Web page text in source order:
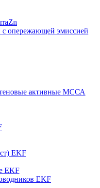
опережающей эмиссией
активные МССА
EKF
EKF
EKF